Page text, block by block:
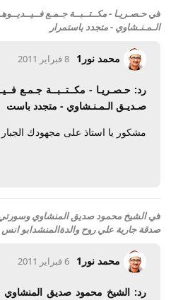
فيحـصـريـا - مكــتــبــة جـمـع
الـمـنـشاوي - متجدد باستمرار
محمد نور1 8 فبراير 2011
رد: حـصـريـا - مكــتــبــة جـمـع
صـديـق الـمـنـشاوي - متجدد باست
مشكور يا استاذ على مجهودك الجبار
فيالشيخ محمود صديق المنشاوي وسورتي
صدقة جارية علي روح والدةالمنشدابو انس
محمد نور1 6 فبراير 2011
رد: الشيخ محمود صديق